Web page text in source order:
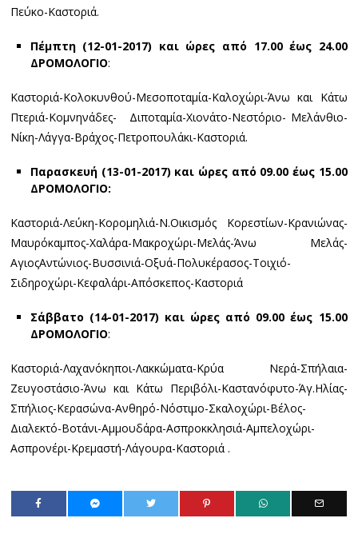
Πεύκο-Καστοριά.
Πέμπτη (12-01-2017) και ώρες από 17.00 έως 24.00
ΔΡΟΜΟΛΟΓΙΟ:
Καστοριά-Κολοκυνθού-Μεσοποταμία-Καλοχώρι-Άνω και Κάτω
Πτεριά-Κομνηνάδες- Διποταμία-Χιονάτο-Νεστόριο- Μελάνθιο-
Νίκη-Λάγγα-Βράχος-Πετροπουλάκι-Καστοριά.
Παρασκευή (13-01-2017) και ώρες από 09.00 έως 15.00
ΔΡΟΜΟΛΟΓΙΟ:
Καστοριά-Λεύκη-Κορομηλιά-Ν.Οικισμός Κορεστίων-Κρανιώνας-
Μαυρόκαμπος-Χαλάρα-Μακροχώρι-Μελάς-Άνω Μελάς-
ΑγιοςΑντώνιος-Βυσσινιά-Οξυά-Πολυκέρασος-Τοιχιό-
Σιδηροχώρι-Κεφαλάρι-Απόσκεπος-Καστοριά
Σάββατο (14-01-2017) και ώρες από 09.00 έως 15.00
ΔΡΟΜΟΛΟΓΙΟ:
Καστοριά-Λαχανόκηποι-Λακκώματα-Κρύα Νερά-Σπήλαια-
Ζευγοστάσιο-Άνω και Κάτω Περιβόλι-Καστανόφυτο-Άγ.Ηλίας-
Σπήλιος-Κερασώνα-Ανθηρό-Νόστιμο-Σκαλοχώρι-Βέλος-
Διαλεκτό-Βοτάνι-Αμμουδάρα-Ασπροκκλησιά-Αμπελοχώρι-
Ασπρονέρι-Κρεμαστή-Λάγουρα-Καστοριά .